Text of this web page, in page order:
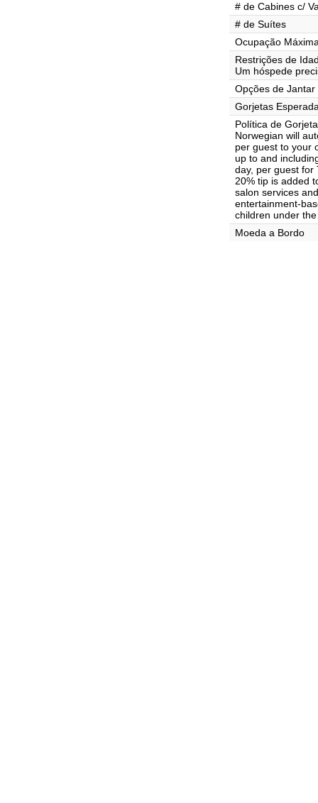
# de Cabines c/
# de Suítes
Ocupação
Restrições de
Um hóspede
Opções de Jantar
Gorjetas
Política de
Norwegian will
per guest to your
up to and
day, per guest for
20% tip is added
salon services
entertainment-
children under
Moeda a Bordo